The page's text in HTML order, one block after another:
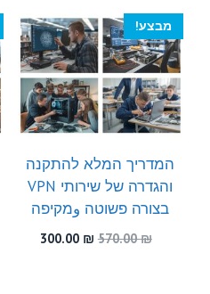
560.00 ₪.
300.00 ₪.
מבצע!
המדריך המלא להתקנה
והגדרה של שירותי VPN
בצורה פשוטה وמקיפה
570.00₪
המחיר
300.00 ₪